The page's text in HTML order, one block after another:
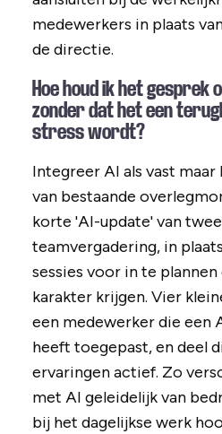
medewerkers in plaats
de directie.
Hoe houd ik het gesprek
zonder dat het een
stress wordt?
Integreer AI als vast
van bestaande
korte 'AI-update' van
teamvergadering, in
sessies voor in te
karakter krijgen. Vier
een medewerker die een
heeft toegepast, en deel
ervaringen actief. Zo
met AI geleidelijk van
bij het dagelijkse werk